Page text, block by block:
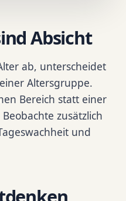
Absicht
ab, unterscheidet
Altersgruppe.
Bereich statt einer
zusätzlich
und